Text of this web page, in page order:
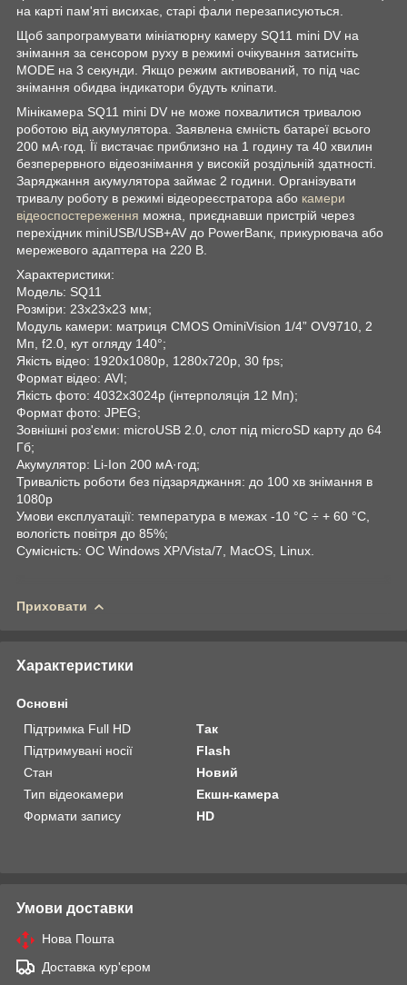
на карті пам'яті висихає, старі фали перезаписуються.
Щоб запрограмувати мініатюрну камеру SQ11 mini DV на
знімання за сенсором руху в режимі очікування затисніть
MODE на 3 секунди. Якщо режим активований, то під час
знімання обидва індикатори будуть кліпати.
Мінікамера SQ11 mini DV не може похвалитися тривалою
роботою від акумулятора. Заявлена ємність батареї всього
200 мА·год. Її вистачає приблизно на 1 годину та 40 хвилин
безперервного відеознімання у високій роздільній здатності.
Заряджання акумулятора займає 2 години. Організувати
тривалу роботу в режимі відеореєстратора або камери
відеоспостереження можна, приєднавши пристрій через
перехідник miniUSB/USB+AV до PowerBanк, прикурювача або
мережевого адаптера на 220 В.
Характеристики:
Модель: SQ11
Розміри: 23х23х23 мм;
Модуль камери: матриця CMOS OminiVision 1/4” OV9710, 2
Мп, f2.0, кут огляду 140°;
Якість відео: 1920х1080p, 1280х720p, 30 fps;
Формат відео: AVI;
Якість фото: 4032x3024p (інтерполяція 12 Мп);
Формат фото: JPEG;
Зовнішні роз'єми: microUSB 2.0, слот під microSD карту до 64
Гб;
Акумулятор: Li-Ion 200 мА·год;
Тривалість роботи без підзаряджання: до 100 хв знімання в
1080p
Умови експлуатації: температура в межах -10 °C ÷ + 60 °C,
вологість повітря до 85%;
Сумісність: OC Windows XP/Vista/7, MacOS, Linux.
Приховати
Характеристики
Основні
Підтримка Full HD
Так
Підтримувані носії
Flash
Стан
Новий
Тип відеокамери
Екшн-камера
Формати запису
HD
Умови доставки
Нова Пошта
Доставка кур'єром